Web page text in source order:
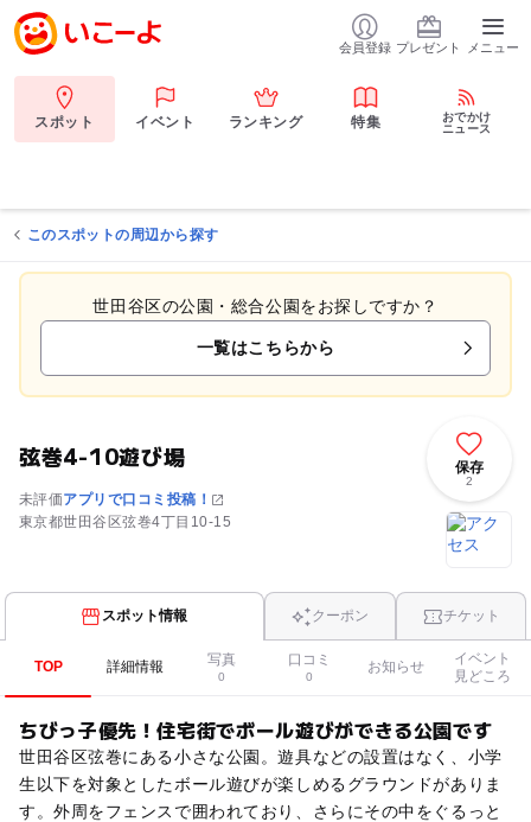
会員登録 プレゼント メニュー
スポット イベント ランキング 特集
おでかけ
ニュース
このスポットの周辺から探す
世田谷区の公園・総合公園をお探しですか？
一覧はこちらから
弦巻4-10遊び場
未評価アプリで口コミ投稿！
東京都世田谷区弦巻4丁目10-15
保存
2
スポット情報 クーポン チケット
TOP 詳細情報 写真
0
口コミ
0
お知らせ
イベント
見どころ
ちびっ子優先！住宅街でボール遊びができる公園です
世田谷区弦巻にある小さな公園。遊具などの設置はなく、小学
生以下を対象としたボール遊びが楽しめるグラウンドがありま
す。外周をフェンスで囲われており、さらにその中をぐるっと